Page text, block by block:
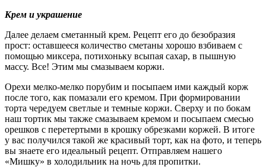
Крем и украшение
Далее делаем сметанный крем. Рецепт его до безобразия
прост: оставшееся количество сметаны хорошо взбиваем с
помощью миксера, потихоньку всыпая сахар, в пышную
массу. Все! Этим мы смазываем коржи.
Орехи мелко-мелко порубим и посыпаем ими каждый корж
после того, как помазали его кремом. При формировании
торта чередуем светлые и темные коржи. Сверху и по бокам
наш тортик мы также смазываем кремом и посыпаем смесью
орешков с перетертыми в крошку обрезками коржей. В итоге
у вас получился такой же красивый торт, как на фото, и теперь
вы знаете его идеальный рецепт. Отправляем нашего
«Мишку» в холодильник на ночь для пропитки.